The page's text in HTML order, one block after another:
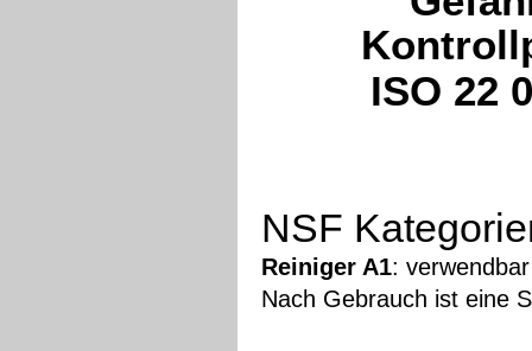
ISO 22
NSF
Reiniger A1:
Nach Gebrauch ist eine